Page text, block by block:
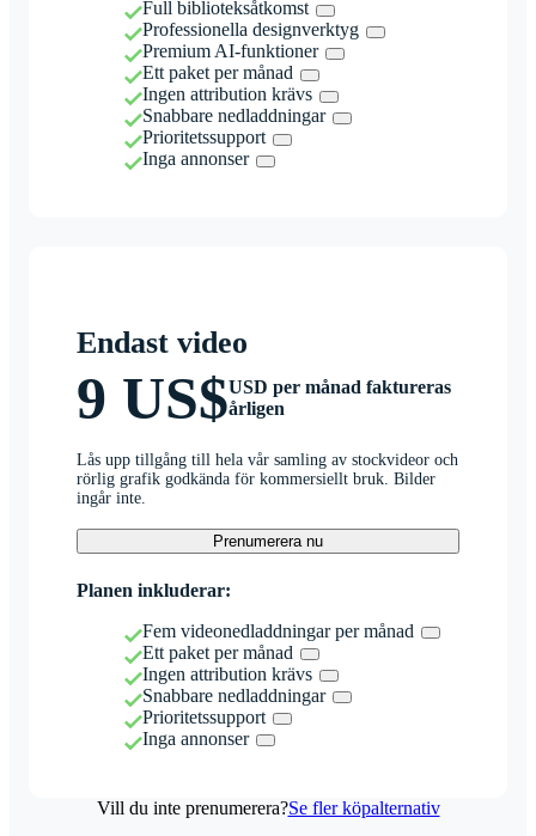
Full biblioteksåtkomst
Professionella designverktyg
Premium AI-funktioner
Ett paket per månad
Ingen attribution krävs
Snabbare nedladdningar
Prioritetssupport
Inga annonser
Endast video
9 US$USD per månad faktureras
årligen
Lås upp tillgång till hela vår samling av stockvideor och
rörlig grafik godkända för kommersiellt bruk. Bilder
ingår inte.
Prenumerera nu
Planen inkluderar:
Fem videonedladdningar per månad
Ett paket per månad
Ingen attribution krävs
Snabbare nedladdningar
Prioritetssupport
Inga annonser
Vill du inte prenumerera?Se fler köpalternativ